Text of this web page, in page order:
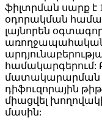
ֆիլտրման սարք է
օդորակման
լայնորեն
առողջապահական,
համակարգերում:
մատակարարման
դիֆուզորային
միացվել
մասին: